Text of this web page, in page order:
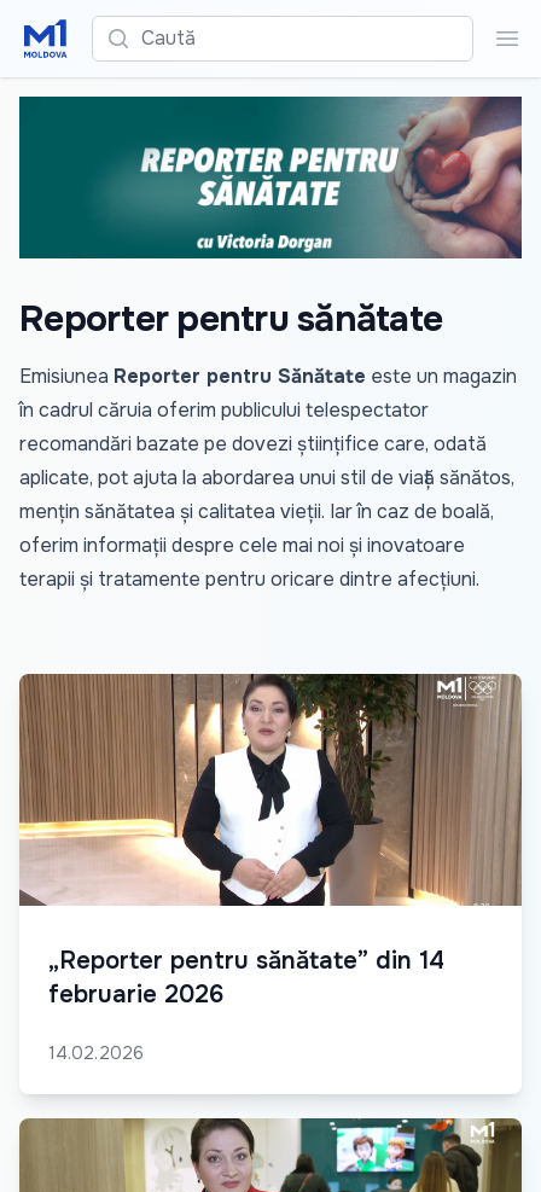
Caută
Reporter pentru sănătate
Emisiunea Reporter pentru Sănătate este un magazin
în cadrul căruia oferim publicului telespectator
recomandări bazate pe dovezi științifice care, odată
aplicate, pot ajuta la abordarea unui stil de viață sănătos,
mențin sănătatea și calitatea vieții. Iar în caz de boală,
oferim informații despre cele mai noi și inovatoare
terapii și tratamente pentru oricare dintre afecțiuni.
„Reporter pentru sănătate” din 14
februarie 2026
14.02.2026